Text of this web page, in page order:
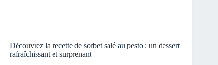
Découvrez la recette de sorbet salé au pesto : un dessert
rafraîchissant et surprenant